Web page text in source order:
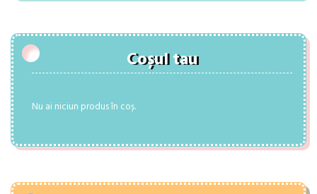
Coșul tau
Nu ai niciun produs în coș.